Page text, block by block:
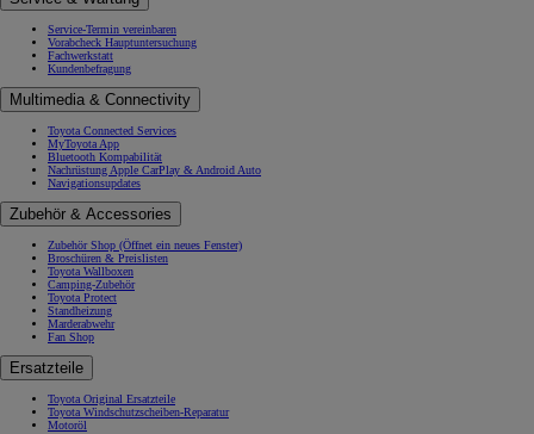
Service-Termin vereinbaren
Vorabcheck Hauptuntersuchung
Fachwerkstatt
Kundenbefragung
Multimedia & Connectivity
Toyota Connected Services
MyToyota App
Bluetooth Kompabilität
Nachrüstung Apple CarPlay & Android Auto
Navigationsupdates
Zubehör & Accessories
Zubehör Shop (Öffnet ein neues Fenster)
Broschüren & Preislisten
Toyota Wallboxen
Camping-Zubehör
Toyota Protect
Standheizung
Marderabwehr
Fan Shop
Ersatzteile
Toyota Original Ersatzteile
Toyota Windschutzscheiben-Reparatur
Motoröl